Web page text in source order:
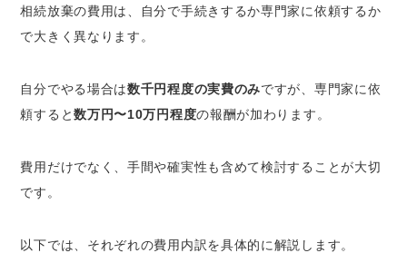
相続放棄の費用は、自分で手続きするか専門家に依頼するか
で大きく異なります。
自分でやる場合は数千円程度の実費のみですが、専門家に依
頼すると数万円〜10万円程度の報酬が加わります。
費用だけでなく、手間や確実性も含めて検討することが大切
です。
以下では、それぞれの費用内訳を具体的に解説します。